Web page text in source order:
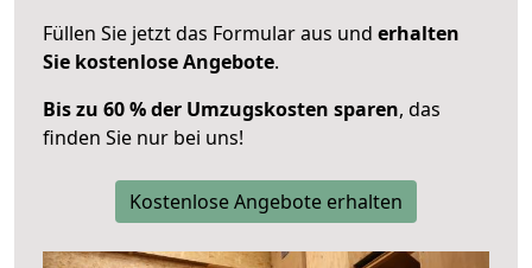
Füllen Sie jetzt das Formular aus und erhalten
Sie kostenlose Angebote.
Bis zu 60 % der Umzugskosten sparen, das
finden Sie nur bei uns!
Kostenlose Angebote erhalten